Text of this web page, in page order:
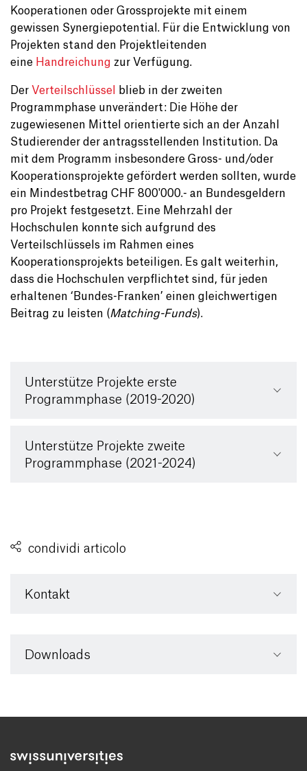
Kooperationen oder Grossprojekte mit einem
gewissen Synergiepotential. Für die Entwicklung von
Projekten stand den Projektleitenden
eine Handreichung zur Verfügung.
Der Verteilschlüssel
blieb in der zweiten
Programmphase unverändert: Die Höhe der
zugewiesenen Mittel orientierte sich an der Anzahl
Studierender der antragsstellenden Institution. Da
mit dem Programm insbesondere Gross- und/oder
Kooperationsprojekte gefördert werden sollten, wurde
ein Mindestbetrag CHF 800'000.- an Bundesgeldern
pro Projekt festgesetzt. Eine Mehrzahl der
Hochschulen konnte sich aufgrund des
Verteilschlüssels im Rahmen eines
Kooperationsprojekts beteiligen. Es galt weiterhin,
dass die Hochschulen verpflichtet sind, für jeden
erhaltenen ‘Bundes-Franken’ einen gleichwertigen
Beitrag zu leisten (Matching-Funds).
Unterstütze Projekte erste
Programmphase (2019-2020)
Unterstütze Projekte zweite
Programmphase (2021-2024)
condividi articolo
Kontakt
Downloads